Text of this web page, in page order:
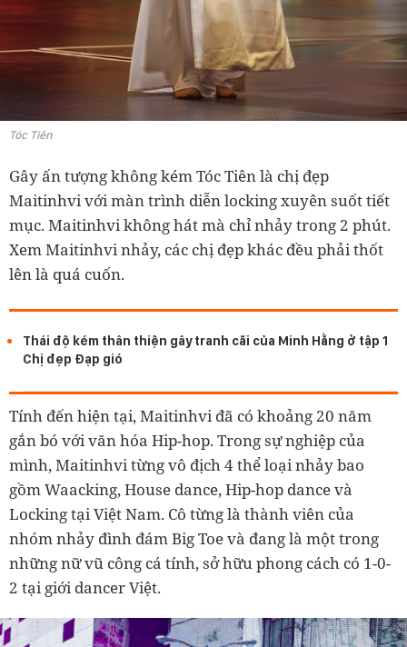
Tóc Tiên
Gây ấn tượng không kém Tóc Tiên là chị đẹp
Maitinhvi với màn trình diễn locking xuyên suốt tiết
mục. Maitinhvi không hát mà chỉ nhảy trong 2 phút.
Xem Maitinhvi nhảy, các chị đẹp khác đều phải thốt
lên là quá cuốn.
Thái độ kém thân thiện gây tranh cãi của Minh Hằng ở tập 1
Chị đẹp Đạp gió
Tính đến hiện tại, Maitinhvi đã có khoảng 20 năm
gắn bó với văn hóa Hip-hop. Trong sự nghiệp của
mình, Maitinhvi từng vô địch 4 thể loại nhảy bao
gồm Waacking, House dance, Hip-hop dance và
Locking tại Việt Nam. Cô từng là thành viên của
nhóm nhảy đình đám Big Toe và đang là một trong
những nữ vũ công cá tính, sở hữu phong cách có 1-0-
2 tại giới dancer Việt.